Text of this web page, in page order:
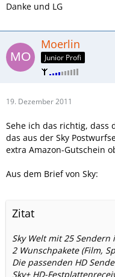
Danke und LG
Moerlin
Junior Profi
19. Dezember 2011
Sehe ich das richtig, dass
das aus der Sky
extra Amazon-Gutschein
Aus dem Brief von Sky:
Zitat
Sky Welt mit 25 Sendern
2 Wunschpakete (Film,
Die passenden HD
Sky+ HD-